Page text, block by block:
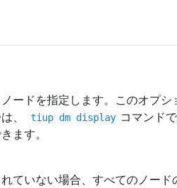
ードを指定します。このオプシ
、
tiup dm display コマンド
ます。
ていない場合、すべてのノード